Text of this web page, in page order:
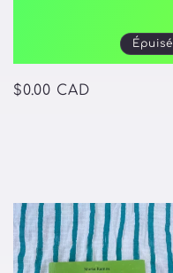
Épuisé
Prix
$0.00 CAD